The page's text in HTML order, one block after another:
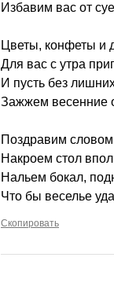
Избавим вас от
Цветы, конфеты и
Для вас с утра
И пусть без
Зажжем весенние
Поздравим
Накроем стол
Нальем бокал,
Что бы веселье
Скопировать